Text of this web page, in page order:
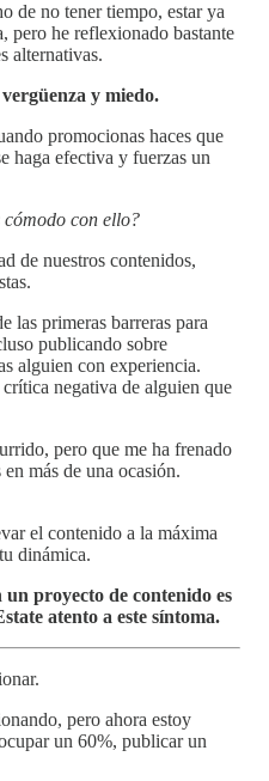
de no tener tiempo, estar ya
pero he reflexionado bastante
alternativas.
y miedo.
promocionas haces que
haga efectiva y fuerzas un
cómodo con ello?
de nuestros contenidos,
las primeras barreras para
publicando sobre
alguien con experiencia.
negativa de alguien que
pero que me ha frenado
más de una ocasión.
el contenido a la máxima
dinámica.
proyecto de contenido es
atento a este síntoma.
pero ahora estoy
un 60%, publicar un